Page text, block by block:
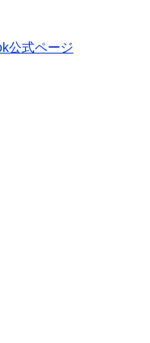
公式ページ